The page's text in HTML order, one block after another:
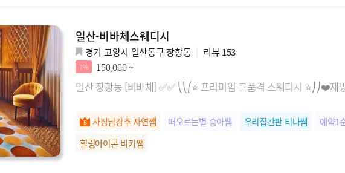
일산-비바체스웨디시
경기 고양시 일산동구 장항동 리뷰 153
7% 150,000 ~
일산 장항동 [비바체] ✅✅ ⎝⎝⎛⭐️ 프리미엄 고품격 스웨디시 ⭐️⎠⎠❤️
사장님강추 자연쌤 떠오르는별 승아쌤 우리집간판 티나쌤 예약1
힐링아이콘 비키쌤